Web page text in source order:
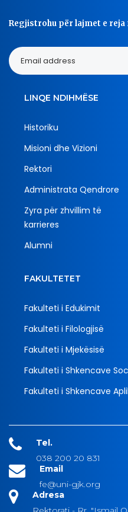
Regjistrohu për lajmet e reja
LINQE NDIHMËSE
Historiku
Misioni dhe Vizioni
Rektori
Administrata Qendrore
Zyra për zhvillim të
karrieres
Alumni
FAKULTETET
Fakulteti i Edukimit
Fakulteti i Filologjisë
Fakulteti i Mjekësisë
Fakulteti i Shkencave
Fakulteti i Shkencave
Tel.
038 200 20 831
Email
fe@uni-gjk.org
Adresa